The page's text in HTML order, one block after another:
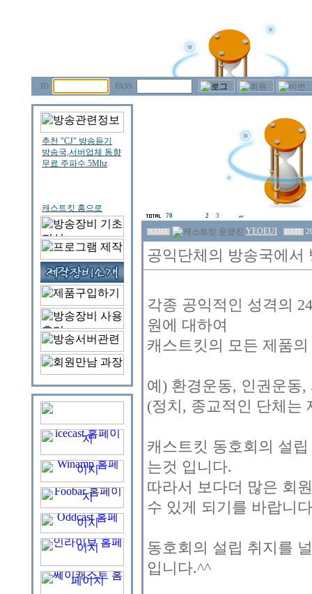
ID PASS
70 2 3
NAME YEOEUI DATE
공익단체의 방송국에서
각종 공익적인 성격의
원에 대하여
캐스트킷의 모든 제품
예) 환경운동, 인권운동
(정치, 종교적인 단체는
캐스트킷 동호회의 설
는것 입니다.
따라서 보다더 많은 회
수 있게 되기를 바랍니
동호회의 설립 취지를
입니다.^^